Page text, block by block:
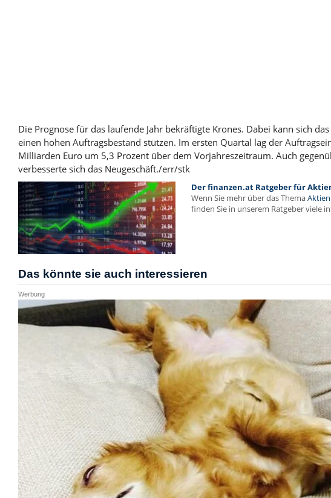
Die Prognose für das laufende Jahr bekräftigte Krones. Dabei kann sich
einen hohen Auftragsbestand stützen. Im ersten Quartal lag der
Milliarden Euro um 5,3 Prozent über dem Vorjahreszeitraum. Auch
verbesserte sich das Neugeschäft./err/stk
Der finanzen.at Ratgeber für
Wenn Sie mehr über das ThemaAktien
finden Sie in unserem Ratgeber viele